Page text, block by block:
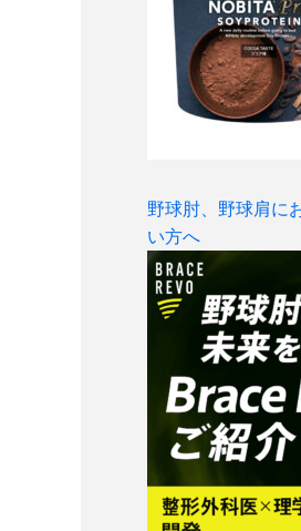
野球肘、野球肩に
い方へ